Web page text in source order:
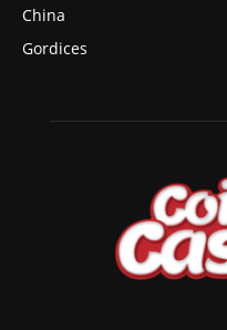
China
Gordices